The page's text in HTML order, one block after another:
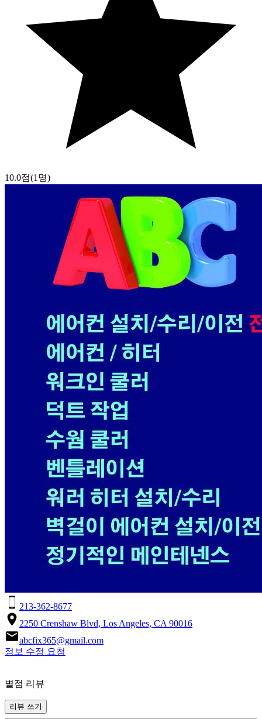
10.0점(1명)
213-362-8677
2250 Crenshaw Blvd, Los Angeles, CA 90016
abcfix365@gmail.com
정보 수정 요청
별점 리뷰
리뷰 쓰기